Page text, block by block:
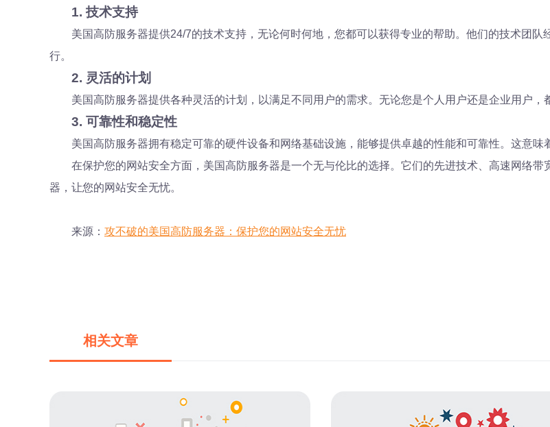
1. 技术支持
美国高防服务器提供24/7的技术支持，无论何时何地，您都可以获得专业的帮助。他们的技术团
行。
2. 灵活的计划
美国高防服务器提供各种灵活的计划，以满足不同用户的需求。无论您是个人用户还是企业用户，
3. 可靠性和稳定性
美国高防服务器拥有稳定可靠的硬件设备和网络基础设施，能够提供卓越的性能和可靠性。这意味
在保护您的网站安全方面，美国高防服务器是一个无与伦比的选择。它们的先进技术、高速网络
器，让您的网站安全无忧。
来源： 攻不破的美国高防服务器：保护您的网站安全无忧
相关文章